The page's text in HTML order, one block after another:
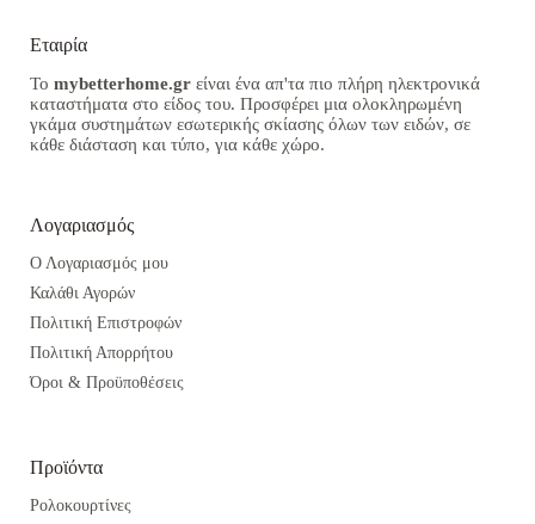
Εταιρία
Το mybetterhome.gr είναι ένα απ'τα πιο πλήρη ηλεκτρονικά
καταστήματα στο είδος του. Προσφέρει μια ολοκληρωμένη
γκάμα συστημάτων εσωτερικής σκίασης όλων των ειδών, σε
κάθε διάσταση και τύπο, για κάθε χώρο.
Λογαριασμός
Ο Λογαριασμός μου
Καλάθι Αγορών
Πολιτική Επιστροφών
Πολιτική Απορρήτου
Όροι & Προϋποθέσεις
Προϊόντα
Ρολοκουρτίνες